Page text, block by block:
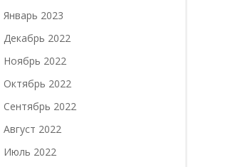
Январь 2023
Декабрь 2022
Ноябрь 2022
Октябрь 2022
Сентябрь 2022
Август 2022
Июль 2022